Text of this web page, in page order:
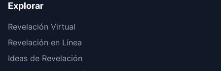
Explorar
Revelación Virtual
Revelación en Línea
Ideas de Revelación